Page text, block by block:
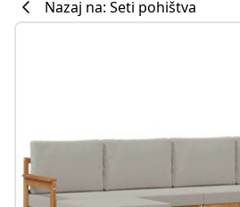
Nazaj na: Seti pohištva